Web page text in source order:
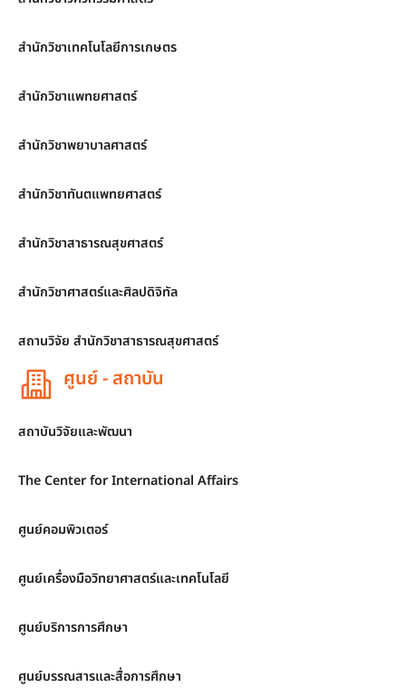
สำนักวิชาเทคโนโลยีการเกษตร
สำนักวิชาแพทยศาสตร์
สำนักวิชาพยาบาลศาสตร์
สำนักวิชาทันตแพทยศาสตร์
สำนักวิชาสาธารณสุขศาสตร์
สำนักวิชาศาสตร์และศิลปดิจิทัล
สถานวิจัย สำนักวิชาสาธารณสุขศาสตร์
ศูนย์ - สถาบัน
สถาบันวิจัยและพัฒนา
The Center for International Affairs
ศูนย์คอมพิวเตอร์
ศูนย์เครื่องมือวิทยาศาสตร์และเทคโนโลยี
ศูนย์บริการการศึกษา
ศูนย์บรรณสารและสื่อการศึกษา